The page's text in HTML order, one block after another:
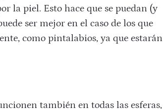
la piel. Esto hace que se puedan (y
ser mejor en el caso de los que
como pintalabios, ya que estarán
también en todas las esferas,